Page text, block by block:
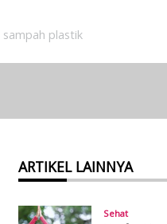
sampah plastik
ARTIKEL LAINNYA
Sehat